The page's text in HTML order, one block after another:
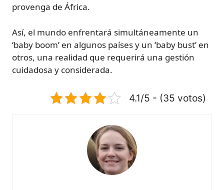
provenga de África.
Así, el mundo enfrentará simultáneamente un
‘baby boom’ en algunos países y un ‘baby bust’ en
otros, una realidad que requerirá una gestión
cuidadosa y considerada.
4.1/5 - (35 votos)